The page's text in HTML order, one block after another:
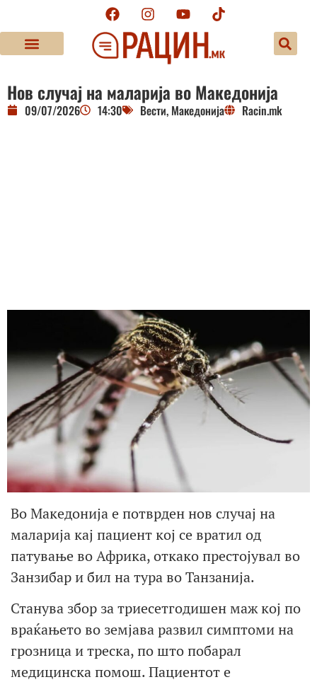
Нов случај на маларија во Македонија
09/07/2026 14:30 Вести, Македонија Racin.mk
Во Македонија е потврден нов случај на
маларија кај пациент кој се вратил од
патување во Африка, откако престојувал во
Занзибар и бил на тура во Танзанија.
Станува збор за триесетгодишен маж кој по
враќањето во земјава развил симптоми на
грозница и треска, по што побарал
медицинска помош. Пациентот е